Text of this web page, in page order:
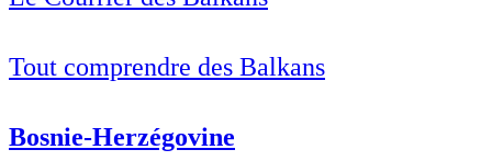
Tout comprendre des Balkans
Bosnie-Herzégovine